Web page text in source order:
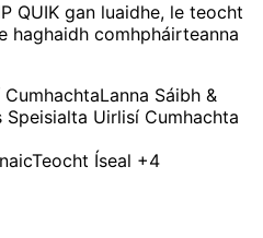
QUIK gan luaidhe, le teocht
haghaidh comhpháirteanna
Lanna Sáibh &
Speisialta Uirlisí Cumhachta
Teocht Íseal +4